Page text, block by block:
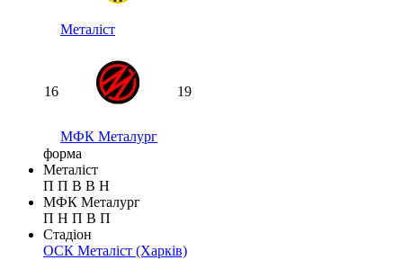
Металіст
16
МФК Металург
19
форма
Металіст
П П В В Н
МФК Металург
П Н П В П
Стадіон
ОСК Металіст (Харків)